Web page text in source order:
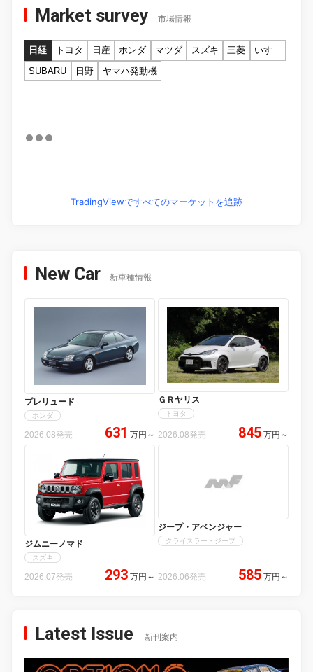
Market survey 市場情報
日経 トヨタ 日産 ホンダ マツダ スズキ 三菱
いすゞ
SUBARU
日野 ヤマハ発動機
TradingViewですべてのマーケットを追跡
New Car 新車種情報
プレリュード
ホンダ
2026.08発売 631 万円 ～
ＧＲヤリス
トヨタ
2026.08発売 845 万円 ～
ジムニーノマド
スズキ
2026.07発売 293 万円 ～
ジープ・アベンジャー
クライスラー・ジープ
2026.06発売 585 万円 ～
Latest Issue 新刊案内